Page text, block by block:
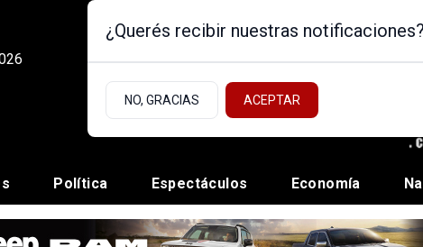
Política Espectáculos Economía
¿Querés recibir nuestras notificaciones?
NO, GRACIAS ACEPTAR